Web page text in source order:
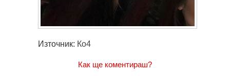
Източник: Ко4
Как ще коментираш?